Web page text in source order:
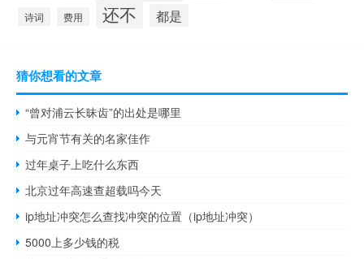
诗词 费用 还不 都是
猜你想看的文章
“曾对浦云长昧齿”的出处是哪里
与元宵节有关的名家佳作
过年桌子上吃什么东西
北京过年高速查超载吗今天
ip地址冲突怎么查找冲突的位置（ip地址冲突）
5000上多少钱的税